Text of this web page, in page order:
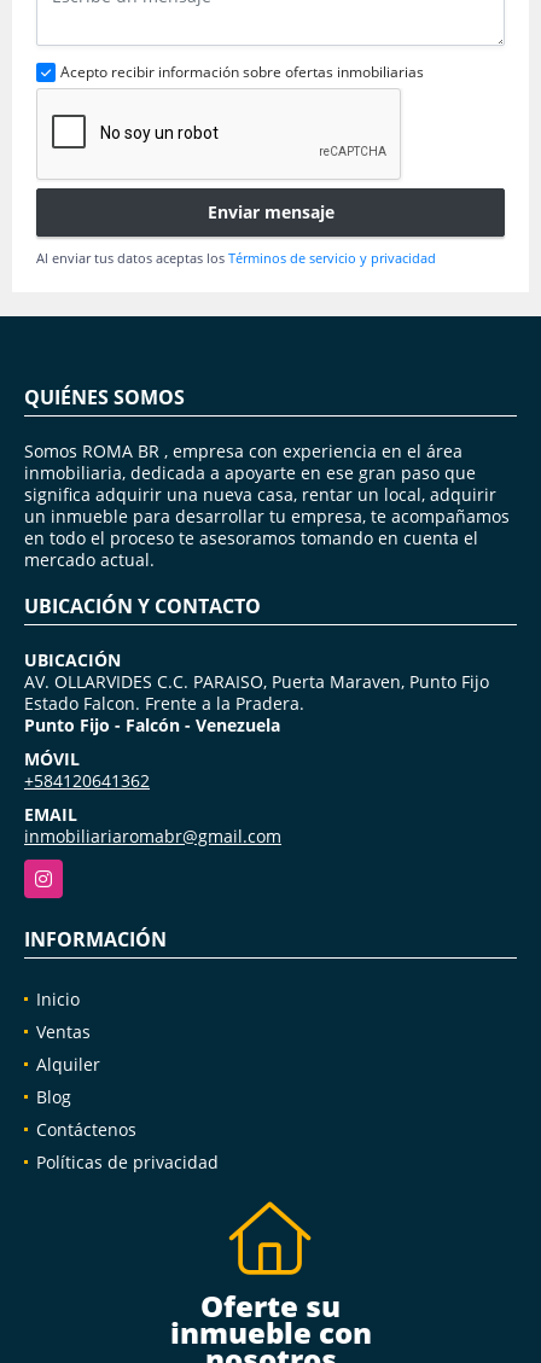
Acepto recibir información sobre ofertas inmobiliarias
Enviar mensaje
Al enviar tus datos aceptas los Términos de servicio y privacidad
QUIÉNES SOMOS
Somos ROMA BR , empresa con experiencia en el área
inmobiliaria, dedicada a apoyarte en ese gran paso que
significa adquirir una nueva casa, rentar un local, adquirir
un inmueble para desarrollar tu empresa, te acompañamos
en todo el proceso te asesoramos tomando en cuenta el
mercado actual.
UBICACIÓN Y CONTACTO
UBICACIÓN
AV. OLLARVIDES C.C. PARAISO, Puerta Maraven, Punto Fijo
Estado Falcon. Frente a la Pradera.
Punto Fijo - Falcón - Venezuela
MÓVIL
+584120641362
EMAIL
inmobiliariaromabr@gmail.com
Instagram
INFORMACIÓN
Inicio
Ventas
Alquiler
Blog
Contáctenos
Políticas de privacidad
Oferte su
inmueble con